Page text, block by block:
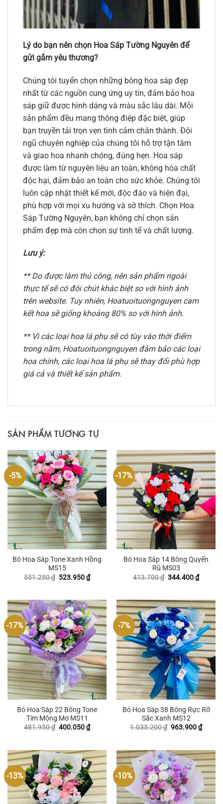
Lý do bạn nên chọn Hoa Sáp Tường Nguyên để
gửi gắm yêu thương?
Chúng tôi tuyển chọn những bông hoa sáp đẹp
nhất từ các nguồn cung ứng uy tín, đảm bảo hoa
sáp giữ được hình dáng và màu sắc lâu dài. Mỗi
sản phẩm đều mang thông điệp đặc biệt, giúp
bạn truyền tải trọn vẹn tình cảm chân thành. Đội
ngũ chuyên nghiệp của chúng tôi hỗ trợ tận tâm
và giao hoa nhanh chóng, đúng hẹn. Hoa sáp
được làm từ nguyên liệu an toàn, không hóa chất
độc hại, đảm bảo an toàn cho sức khỏe. Chúng tôi
luôn cập nhật thiết kế mới, độc đáo và hiện đại,
phù hợp với mọi xu hướng và sở thích. Chọn Hoa
Sáp Tường Nguyên, bạn không chỉ chọn sản
phẩm đẹp mà còn chọn sự tinh tế và chất lượng.
Lưu ý:
** Do được làm thủ công, nên sản phẩm ngoài
thực tế sẽ có đôi chút khác biệt so với hình ảnh
trên website. Tuy nhiên, Hoatuoituongnguyen cam
kết hoa sẽ giống khoảng 80% so với hình ảnh.
** Vì các loại hoa lá phụ sẽ có tùy vào thời điểm
trong năm, Hoatuoituongnguyen đảm bảo các loại
hoa chính, các loại hoa lá phụ sẽ thay đổi phù hợp
giá cả và thiết kế sản phẩm.
SẢN PHẨM TƯƠNG TỰ
-5%
Bó Hoa Sáp Tone Xanh Hồng
MS15
551.250₫ Giá
523.950₫Giá
hiện
523.950 ₫.
-17%
Bó Hoa Sáp 14 Bông Quyến
Rũ MS03
413.700₫ Giá
344.400₫Giá
hiện
-17%
Bó Hoa Sáp 22 Bông Tone
Tím Mộng Mơ MS11
481.950₫ Giá
400.050₫Giá
hiện
400.050 ₫.
-7%
Bó Hoa Sáp 38 Bông Rực Rỡ
Sắc Xanh MS12
1.033.200₫ Giá
963.900₫Giá
hiện
-13% -10%